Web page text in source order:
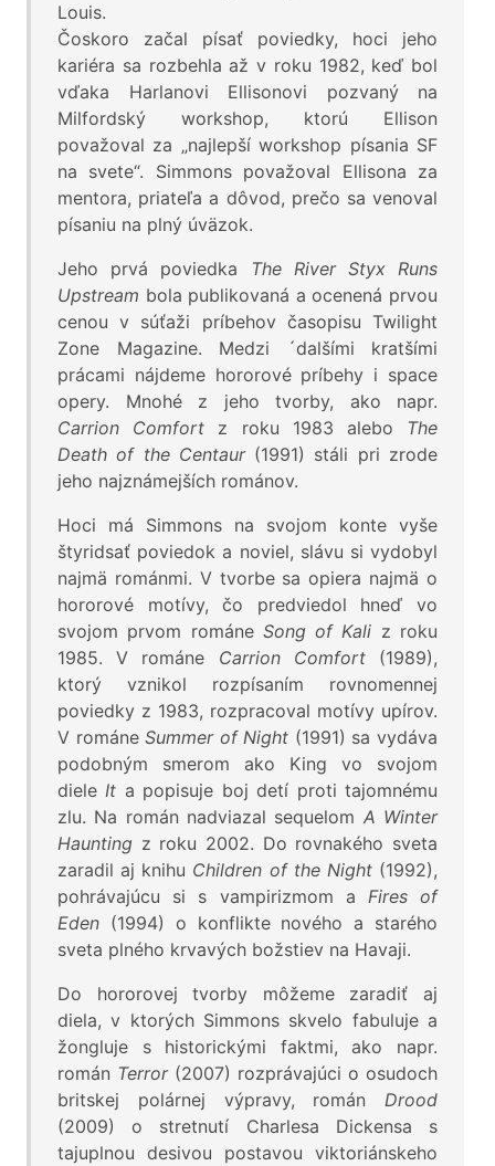
Louis.
Čoskoro začal písať poviedky, hoci jeho
kariéra sa rozbehla až v roku 1982, keď bol
vďaka Harlanovi Ellisonovi pozvaný na
Milfordský workshop, ktorú Ellison
považoval za „najlepší workshop písania SF
na svete“. Simmons považoval Ellisona za
mentora, priateľa a dôvod, prečo sa venoval
písaniu na plný úväzok.
Jeho prvá poviedka
The River Styx Runs
Upstream bola publikovaná a ocenená prvou
cenou v súťaži príbehov časopisu Twilight
Zone Magazine. Medzi ´dalšími kratšími
prácami nájdeme hororové príbehy i space
opery. Mnohé z jeho tvorby, ako napr.
Carrion Comfort z roku 1983 alebo The
Death of the Centaur(1991) stáli pri zrode
jeho najznámejších románov.
Hoci má Simmons na svojom konte vyše
štyridsať poviedok a noviel, slávu si vydobyl
najmä románmi. V tvorbe sa opiera najmä o
hororové motívy, čo predviedol hneď vo
svojom prvom románe Song of Kali z roku
1985. V románe Carrion Comfort(1989),
ktorý vznikol rozpísaním rovnomennej
poviedky z 1983, rozpracoval motívy upírov.
V románeSummer of Night (1991) sa vydáva
podobným smerom ako King vo svojom
dieleIt a popisuje boj detí proti tajomnému
zlu. Na román nadviazal sequelom A Winter
Haunting z roku 2002. Do rovnakého sveta
zaradil aj knihu Children of the Night(1992),
pohrávajúcu si s vampirizmom a Fires of
Eden (1994) o konflikte nového a starého
sveta plného krvavých božstiev na Havaji.
Do hororovej tvorby môžeme zaradiť aj
diela, v ktorých Simmons skvelo fabuluje a
žongluje s historickými faktmi, ako napr.
román Terror(2007) rozprávajúci o osudoch
britskej polárnej výpravy, román Drood
(2009) o stretnutí Charlesa Dickensa s
tajuplnou desivou postavou viktoriánskeho